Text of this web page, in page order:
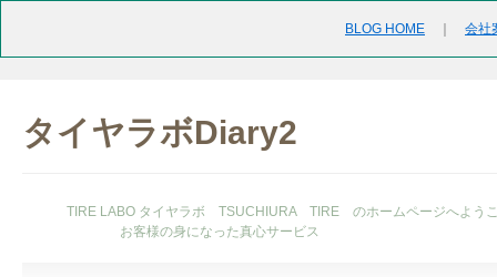
BLOG HOME 会社
タイヤラボDiary2
TIRE LABO タイヤラボ TSUCHIURA TIRE のホームページへよう
お客様の身になった真心サービス